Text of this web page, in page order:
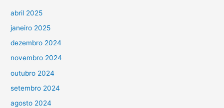
abril 2025
janeiro 2025
dezembro 2024
novembro 2024
outubro 2024
setembro 2024
agosto 2024